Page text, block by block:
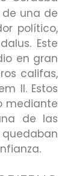
de una de
político,
Este
en gran
califas,
II. Estos
mediante
de las